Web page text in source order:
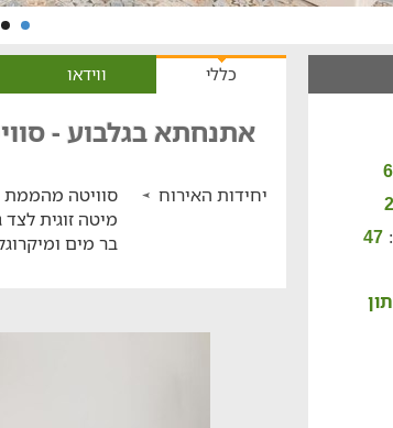
6
2
47
כללי ווידאו
אתנחתא בגלבוע -
יחידות האירוח
סוויטה מהממת
מיטה זוגית
בר מים